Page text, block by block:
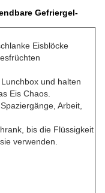
Gefriergel-
Eisblöcke
und halten
Eis Chaos.
Arbeit,
bis die Flüssigkeit
verwenden.